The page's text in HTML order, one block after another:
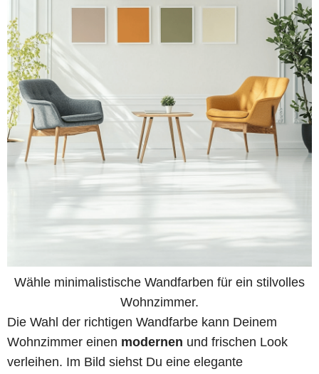
Wähle minimalistische Wandfarben für ein stilvolles
Wohnzimmer.
Die Wahl der richtigen Wandfarbe kann Deinem
Wohnzimmer einen modernen und frischen Look
verleihen. Im Bild siehst Du eine elegante